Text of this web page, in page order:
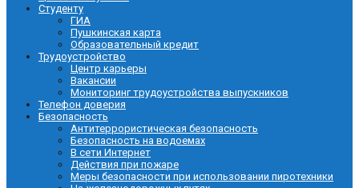
Студенту
ГИА
Пушкинская карта
Образовательный кредит
Трудоустройство
Центр карьеры
Вакансии
Мониторинг трудоустройства выпускников
Телефон доверия
Безопасность
Антитеррористическая безопасность
Безопасность на водоемах
В сети Интернет
Действия при пожаре
Меры безопасности при использовании пиротехники